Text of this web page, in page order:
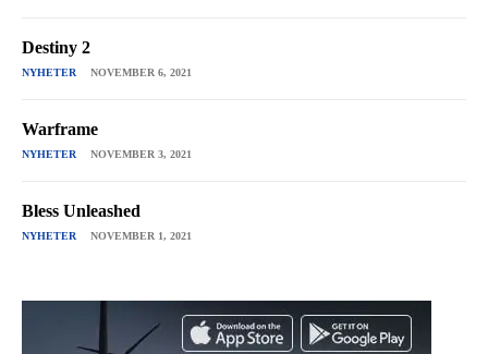
Destiny 2
NYHETER NOVEMBER 6, 2021
Warframe
NYHETER NOVEMBER 3, 2021
Bless Unleashed
NYHETER NOVEMBER 1, 2021